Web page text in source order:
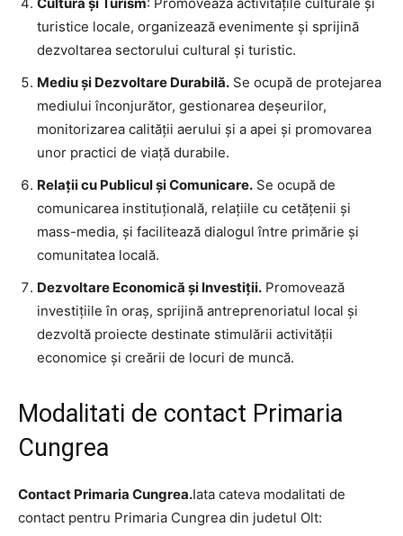
turistice locale, organizează evenimente și sprijină
dezvoltarea sectorului cultural și turistic.
Mediu și Dezvoltare Durabilă. Se ocupă de protejarea
mediului înconjurător, gestionarea deșeurilor,
monitorizarea calității aerului și a apei și promovarea
unor practici de viață durabile.
Relații cu Publicul și Comunicare. Se ocupă de
comunicarea instituțională, relațiile cu cetățenii și
mass-media, și facilitează dialogul între primărie și
comunitatea locală.
Dezvoltare Economică și Investiții. Promovează
investițiile în oraș, sprijină antreprenoriatul local și
dezvoltă proiecte destinate stimulării activității
economice și creării de locuri de muncă.
Modalitati de contact Primaria
Cungrea
Contact Primaria Cungrea.Iata cateva modalitati de
contact pentru Primaria Cungrea din judetul Olt: